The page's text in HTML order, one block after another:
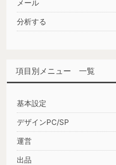
メール
分析する
項目別メニュー 一覧
基本設定
デザインPC/SP
運営
出品